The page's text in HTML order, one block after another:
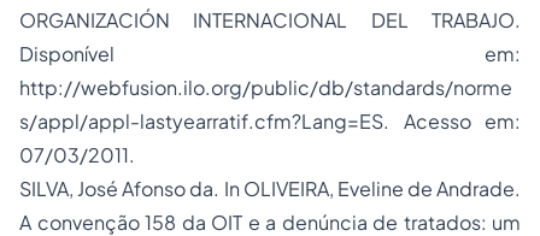
ORGANIZACIÓN INTERNACIONAL DEL TRABAJO.
Disponível em:
http://webfusion.ilo.org/public/db/standards/norme
s/appl/appl-lastyearratif.cfm?Lang=ES. Acesso em:
07/03/2011.
SILVA, José Afonso da. In OLIVEIRA, Eveline de Andrade.
A convenção 158 da OIT e a denúncia de tratados: um